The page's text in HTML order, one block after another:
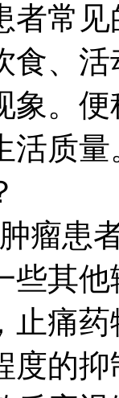
常见
食、
象。
活质
患者
些其
止痛
度的